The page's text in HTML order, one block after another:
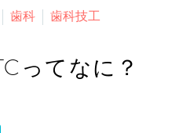
歯科 歯科技工
ってなに？